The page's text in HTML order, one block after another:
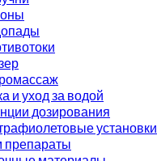
и уход за водой
дозирования
установки
препараты